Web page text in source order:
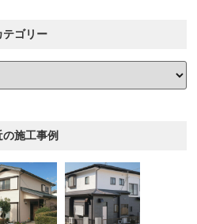
テゴリー
の施工事例